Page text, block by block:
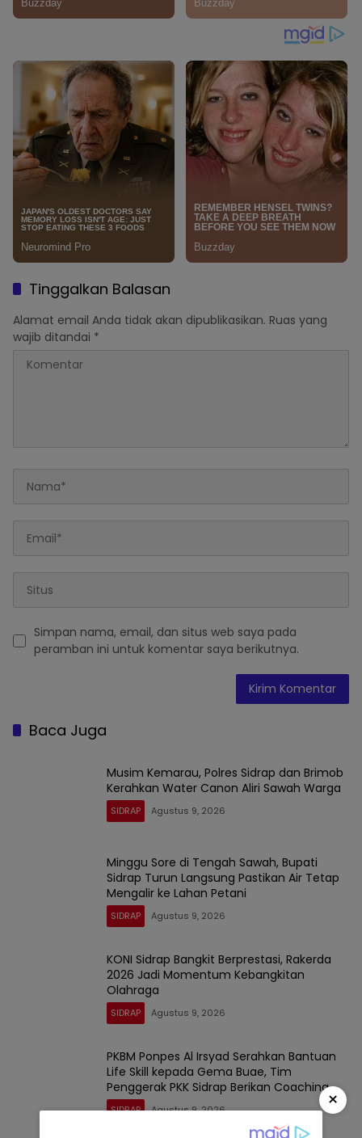
Tinggalkan Balasan
Alamat email Anda tidak akan dipublikasikan. Ruas yang
wajib ditandai *
Simpan nama, email, dan situs web saya pada
peramban ini untuk komentar saya berikutnya.
Baca Juga
Musim Kemarau, Polres Sidrap dan Brimob
Kerahkan Water Canon Aliri Sawah Warga
SIDRAP Agustus 9, 2026
Minggu Sore di Tengah Sawah, Bupati
Sidrap Turun Langsung Pastikan Air Tetap
Mengalir ke Lahan Petani
SIDRAP Agustus 9, 2026
KONI Sidrap Bangkit Berprestasi, Rakerda
2026 Jadi Momentum Kebangkitan
Olahraga
SIDRAP Agustus 9, 2026
PKBM Ponpes Al Irsyad Serahkan Bantuan
Life Skill kepada Gema Buae, Tim
Penggerak PKK Sidrap Berikan Coaching.
SIDRAP Agustus 9, 2026 ×